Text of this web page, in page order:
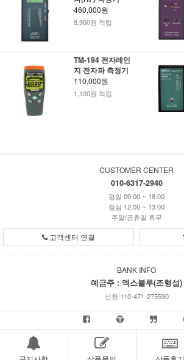
460,000원
8,900원 적립
TM-194 전자레인
지 전자파 측정기
110,000원
1,100원 적립
CUSTOMER CENTER
010-6317-2940
평일 09:00 ~ 18:00
점심 12:00 ~ 13:00
주말/공휴일 휴무
고객센터 연결
BANK INFO
예금주 : 엑스블루(조형섭)
신한 110-471-275590